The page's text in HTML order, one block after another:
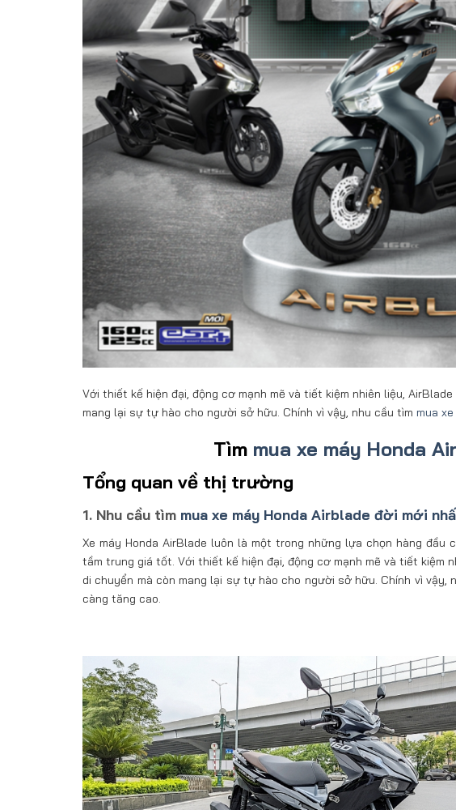
Với thiết kế hiện đại, động cơ mạnh mẽ và tiết kiệm nhiên liệu,
mang lại sự tự hào cho người sở hữu. Chính vì vậy, nhu cầu tìm mua
Tìm mua xe máy Honda
Tổng quan về thị trường
1. Nhu cầu tìm mua xe máy Honda Airblade đời mới
Xe máy Honda AirBlade luôn là một trong những lựa chọn hàng
tầm trung giá tốt. Với thiết kế hiện đại, động cơ mạnh mẽ và tiết kiệm
di chuyển mà còn mang lại sự tự hào cho người sở hữu. Chính vì vậy,
càng tăng cao.